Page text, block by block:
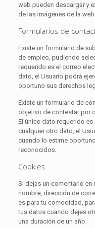
web pueden descargar y
de las imágenes de la
Formularios de
Existe un formulario de
de empleo, pudiendo
requerido es el correo
dato, el Usuario podrá
oportuno sus derechos
Existe un formulario de
objetivo de contestar por
El único dato requerido
cualquier otro dato, el
cuando lo estime
reconocidos.
Cookies
Si dejas un comentario
nombre, dirección de
es para tu comodidad,
tus datos cuando dejes
una duración de un año.